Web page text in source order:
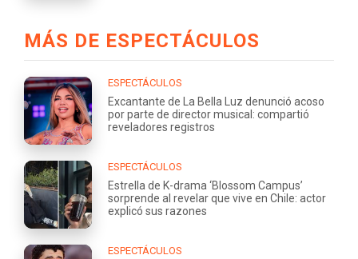
MÁS DE ESPECTÁCULOS
ESPECTÁCULOS
Excantante de La Bella Luz denunció acoso
por parte de director musical: compartió
reveladores registros
ESPECTÁCULOS
Estrella de K-drama ‘Blossom Campus’
sorprende al revelar que vive en Chile: actor
explicó sus razones
ESPECTÁCULOS